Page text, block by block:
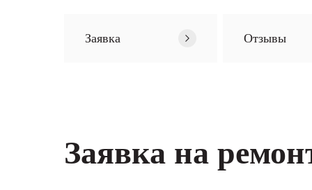
Заявка Отзывы
Заявка на